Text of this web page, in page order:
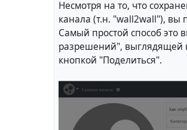
Несмотря на то, что
канала (т.н. "wall2wall"), вы
Самый простой способ это
разрешений", выглядящей
кнопкой "Поделиться".